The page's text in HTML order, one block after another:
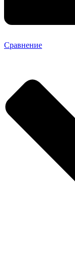
Сравнение